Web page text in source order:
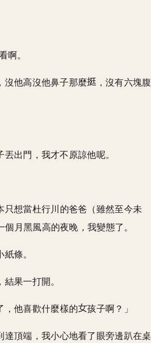
啊。
沒他高沒他鼻子那麼
，沒有六塊腹
出門，我才不原諒他呢。
只想當杜行川的爸爸（雖然至今未
月黑風高的夜晚，我變態了。
條。
果一打開。
，他喜歡什麼樣的 孩子啊？」
達頂端，我小心地看了眼旁邊趴在桌